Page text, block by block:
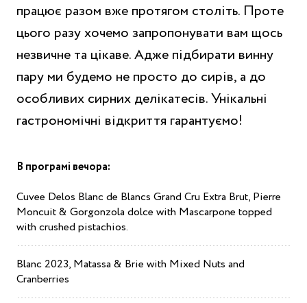
працює разом вже протягом століть. Проте
цього разу хочемо запропонувати вам щось
незвичне та цікаве. Адже підбирати винну
пару ми будемо не просто до сирів, а до
особливих сирних делікатесів. Унікальні
гастрономічні відкриття гарантуємо!
В програмі вечора:
Cuvee Delos Blanc de Blancs Grand Cru Extra Brut, Pierre
Moncuit & Gorgonzola dolce with Mascarpone topped
with crushed pistachios.
Blanc 2023, Matassa & Brie with Mixed Nuts and
Cranberries